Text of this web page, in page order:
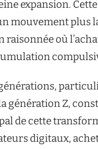
expansion.
mouvement plus
raisonnée où
génération Z,
de cette
digitaux,